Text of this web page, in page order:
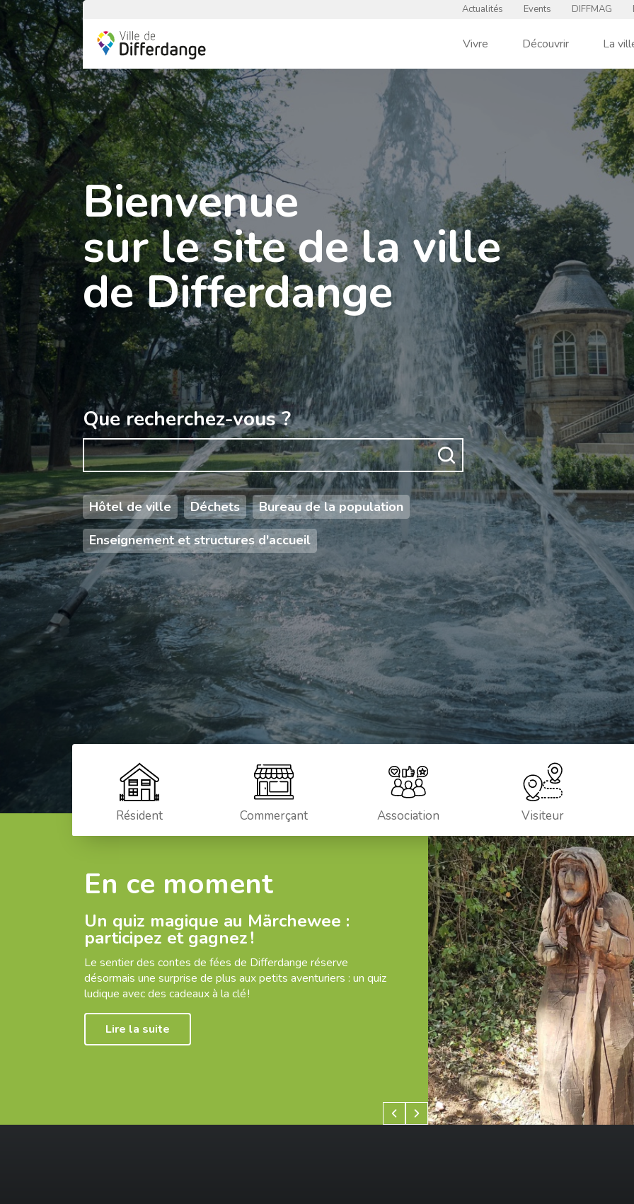
Actualités Events DIFFMAG
Vivre Découvrir La
Bienvenue
sur le site de la ville
de Differdange
Que recherchez-vous ?
Hôtel de ville Déchets
Bureau de la population
Enseignement et structures d'accueil
Résident Commerçant Association Visiteur
En ce moment
Un quiz magique au Märchewee :
participez et gagnez !
Le sentier des contes de fées de Differdange réserve
désormais une surprise de plus aux petits aventuriers : un quiz
ludique avec des cadeaux à la clé !
Lire la suite
Diapositive Précédent
Diapositive Suivante